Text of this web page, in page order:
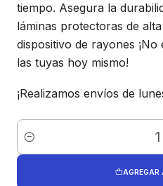
tiempo. Asegura la
láminas protectoras de
dispositivo de rayones
las tuyas hoy mismo!
¡Realizamos envíos de
Cantidad
AGREGAR